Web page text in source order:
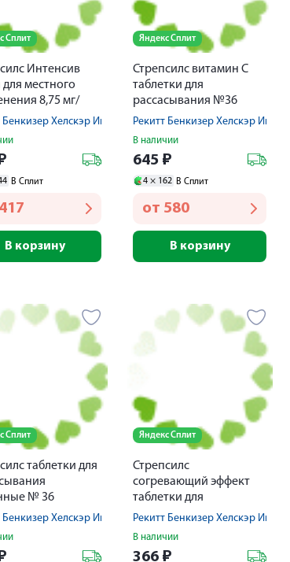
Сплит
Интенсив
местного
8,75 мг/
Бенкизер Хелскэр Интернешнл Лтд
В Сплит
417
В корзину
Яндекс Сплит
Стрепсилс витамин С
таблетки для
рассасывания №36
Рекитт Бенкизер Хелскэр
В наличии
645 ₽
4 × 162 В Сплит
от 580
В корзину
Сплит
таблетки для
№ 36
Бенкизер Хелскэр Интернешнл Лтд
Яндекс Сплит
Стрепсилс
согревающий эффект
таблетки для
рассасывания №24
Рекитт Бенкизер Хелскэр
В наличии
366 ₽